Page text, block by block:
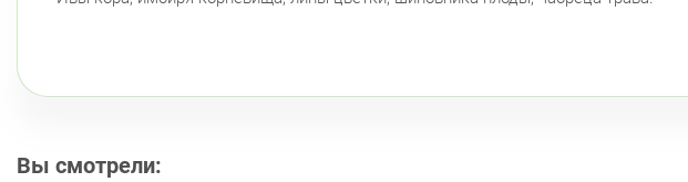
Вы смотрели: